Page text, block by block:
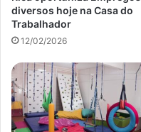
diversos hoje na Casa do
Trabalhador
12/02/2026